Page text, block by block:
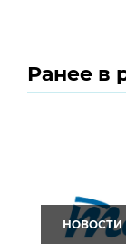
Ранее в
НОВОСТИ